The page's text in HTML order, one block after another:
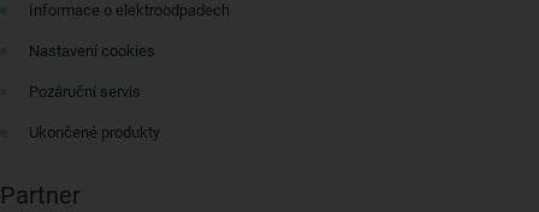
Informace o elektroodpadech
Nastavení cookies
Pozáruční servis
Ukončené produkty
Partner